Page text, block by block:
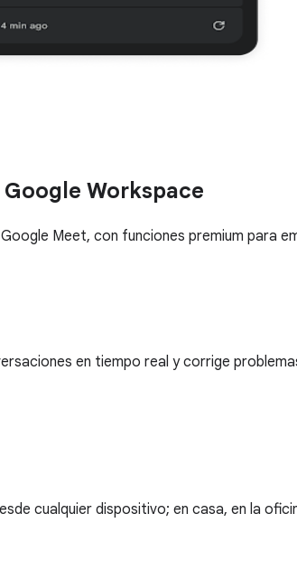
Workspace
Meet, con funciones premium para
en tiempo real y corrige
cualquier dispositivo; en casa, en la